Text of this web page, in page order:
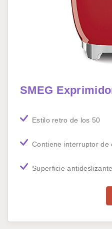
SMEG
Estilo retro de los 50
Contiene interruptor de
Superficie antideslizante